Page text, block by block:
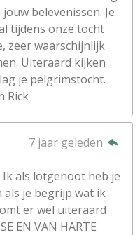
belevenissen. Je
tijdens onze tocht
zeer waarschijnlijk
Uiteraard kijken
je pelgrimstocht.
Rick
7 jaar geleden
als lotgenoot heb je
als je begrijp wat ik
er wel uiteraard
EN VAN HARTE